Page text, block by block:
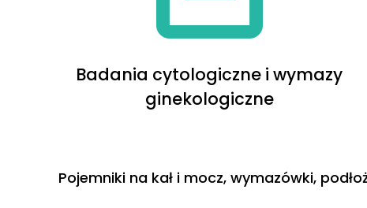
Badania cytologiczne i wymazy
ginekologiczne
Pojemniki na kał i mocz, wymazówki,